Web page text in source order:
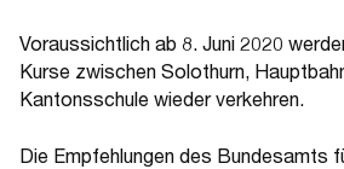
Voraussichtlich ab 8. Juni 2020
Kurse zwischen Solothurn,
Kantonsschule wieder verkehren.
Die Empfehlungen des Bundesamts